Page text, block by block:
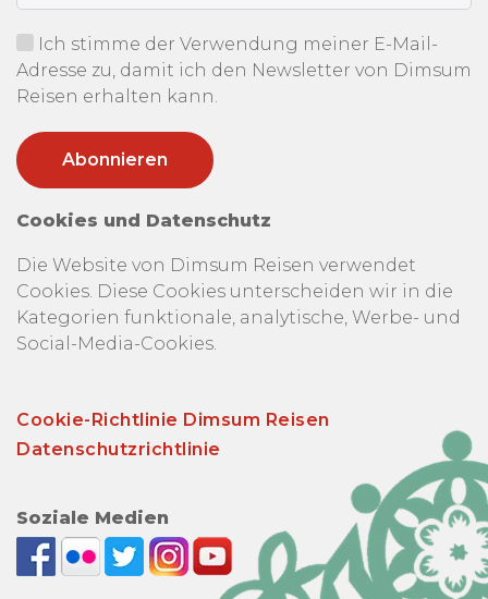
Ich stimme der Verwendung meiner E-Mail-
Adresse zu, damit ich den Newsletter von Dimsum
Reisen erhalten kann.
Cookies und Datenschutz
Die Website von Dimsum Reisen verwendet
Cookies. Diese Cookies unterscheiden wir in die
Kategorien funktionale, analytische, Werbe- und
Social-Media-Cookies.
Cookie-Richtlinie Dimsum Reisen
Datenschutzrichtlinie
Soziale Medien